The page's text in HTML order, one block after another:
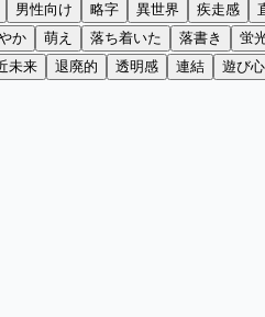
男性向け 略字 異世界 疾走感
か 萌え 落ち着いた 落書き 蛍
未来 退廃的 透明感 連結 遊び心